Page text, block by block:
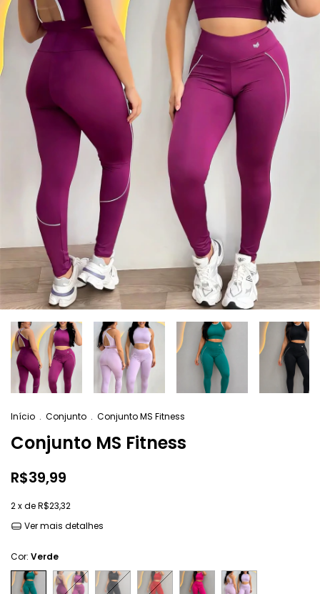
Início . Conjunto . Conjunto MS Fitness
Conjunto MS Fitness
R$39,99
2x deR$23,32
Ver mais detalhes
Cor: Verde